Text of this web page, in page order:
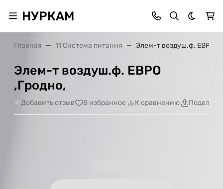
НУРКАМ Темная
Главная 11 Система питания Элем-т воздуш.ф. ЕВРО
Элем-т воздуш.ф. ЕВРО
,Гродно,
Добавить отзыв В избранное К сравнению